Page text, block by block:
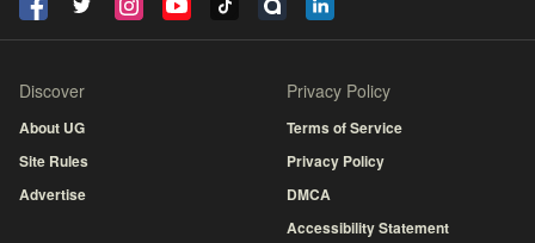
Discover
About UG
Site Rules
Advertise
Privacy Policy
Terms of Service
Privacy Policy
DMCA
Accessibility Statement